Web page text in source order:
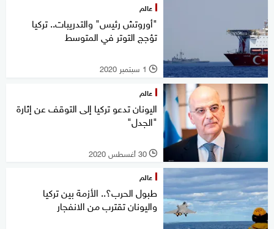
عالم
"أوروتش رئيس" والتدريبات.. تركيا
تؤجج التوتر في المتوسط
l 1 سبتمبر 2020
عالم
اليونان تدعو تركيا إلى التوقف عن إثارة
"الجدل"
l 30 أغسطس 2020
عالم
طبول الحرب؟.. الأزمة بين تركيا
واليونان تقترب من الانفجار